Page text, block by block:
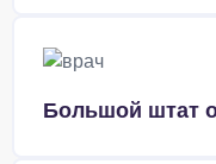
Большой штат